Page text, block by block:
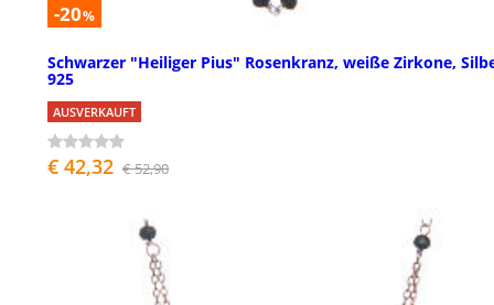
-20%
Schwarzer "Heiliger Pius" Rosenkranz, weiße Zirkone,
925
AUSVERKAUFT
€ 42,32 € 52,90